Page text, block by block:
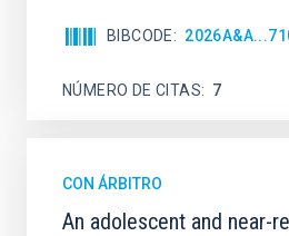
BIBCODE
NÚMERO DE CITAS 7
CON ÁRBITRO
An adolescent and near-